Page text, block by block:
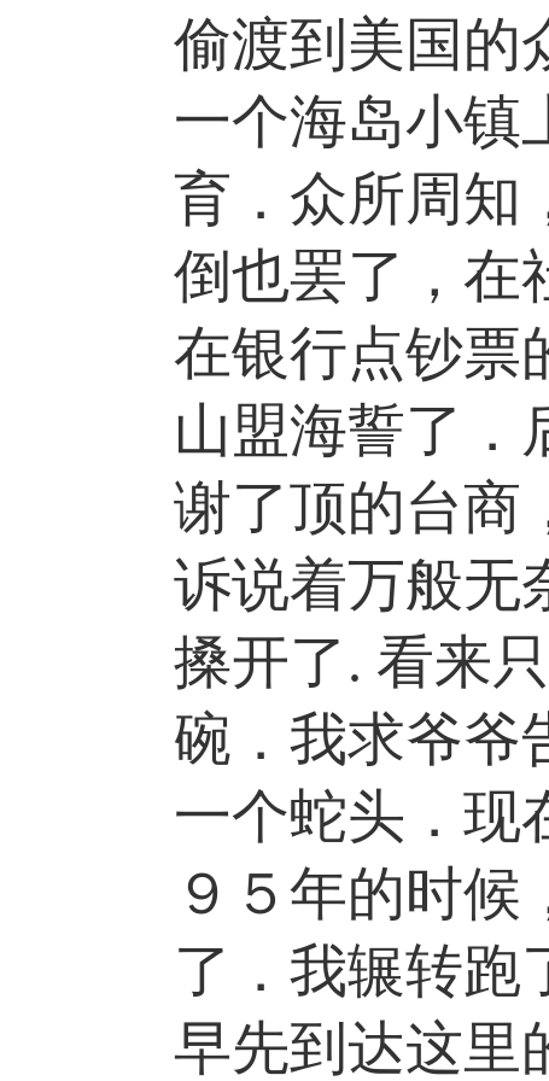
偷渡到美国的
一个海岛小镇
育．众所周知
倒也罢了，在
在银行点钞票
山盟海誓了．
谢了顶的台商
诉说着万般无
搡开了. 看来
碗．我求爷爷
一个蛇头．现
９５年的时
了．我辗转跑
早先到达这里